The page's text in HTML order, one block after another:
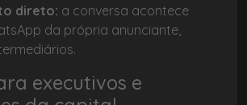
direto: a conversa acontece
da própria anunciante,
executivos e